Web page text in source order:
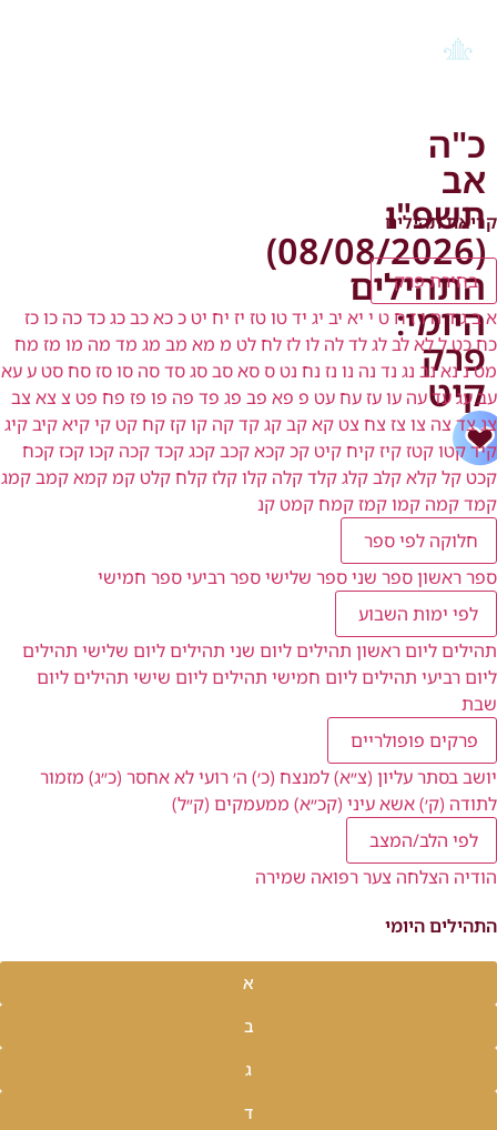
כ"ה
אב
תשפ"ו
(08/08/2026)
התהילים
היומי:
פרק
קיט
קריאת תהילים
בחירת פרק
אבגד הוז חט י יא יב יג ידטוטז יז יח יט ככאכבכגכדכה כוכז
כחכטללאלבלגלדלה לולזלחלט מ מא מב מג מד מה מו מז מח
מטננאנב נג נד נה נו נז נח נט ססאסבסגסדסה סוסזסחסט עעא
עבעגעדעה עועזעחעט פ פא פב פג פד פה פו פז פח פט צ צא צב
צגצד צה צו צז צח צט קאקבקגקדקה קוקזקחקט קיקיאקיבקיג
קידקטוקטזקיזקיחקיט קכקכאקכבקכגקכדקכה קכוקכזקכח
קכט קלקלאקלבקלגקלדקלה קלוקלזקלחקלט קמ קמאקמבקמג
קמדקמה קמוקמזקמחקמט קנ
חלוקה לפי ספר
ספר ראשוןספר שניספר שלישיספר רביעיספר חמישי
לפי ימות השבוע
תהילים ליום ראשון תהילים ליום שני תהילים ליום שלישי תהילים
ליום רביעי תהילים ליום חמישי תהילים ליום שישי תהילים ליום
שבת
פרקים פופולריים
יושב בסתר עליון (צ״א)למנצח (כ׳) ה׳ רועי לא אחסר (כ״ג) מזמור
לתודה (ק׳)אשא עיני (קכ״א) ממעמקים (ק״ל)
לפי הלב/המצב
הודיה הצלחה צעררפואה שמירה
התהילים היומי
א
ב
ג
ד